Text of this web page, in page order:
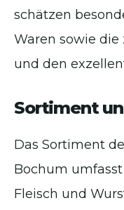
schätzen
Waren sowie die
und den
Sortiment
Das Sortiment
Bochum
Fleisch und